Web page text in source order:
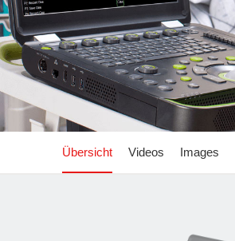
Übersicht Videos Images